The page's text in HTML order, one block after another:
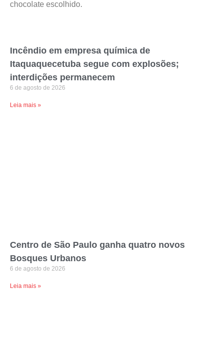
chocolate escolhido.
Incêndio em empresa química de
Itaquaquecetuba segue com explosões;
interdições permanecem
6 de agosto de 2026
Leia mais »
Centro de São Paulo ganha quatro novos
Bosques Urbanos
6 de agosto de 2026
Leia mais »